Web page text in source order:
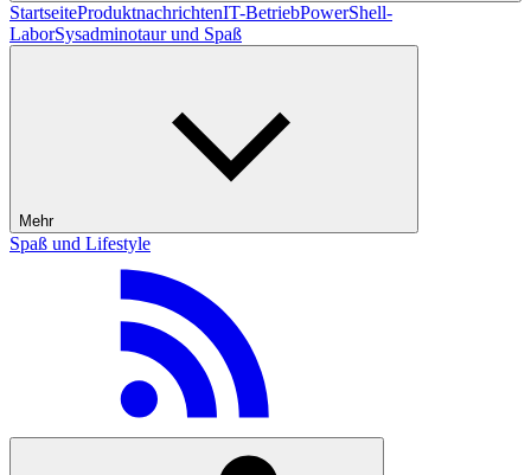
StartseiteProduktnachrichtenIT-BetriebPowerShell-
LaborSysadminotaur und Spaß
Mehr
Spaß und Lifestyle